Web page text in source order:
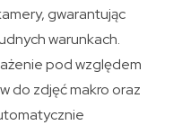
gwarantując
warunkach.
pod względem
do zdjęć makro oraz